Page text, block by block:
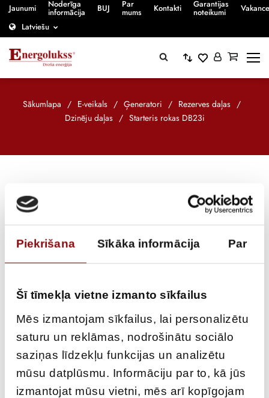
Piekrišana Sīkāka informācija Par
Šī tīmekļa vietne izmanto sīkfailus
Mēs izmantojam sīkfailus, lai personalizētu
saturu un reklāmas, nodrošinātu sociālo
saziņas līdzekļu funkcijas un analizētu
mūsu datplūsmu. Informāciju par to, kā jūs
izmantojat mūsu vietni, mēs arī kopīgojam
Jaunumi Noderīga
informācija BUJ Par
mums Kontakti Garantijas
noteikumi
Latviešu
Sākumlapa / E-veikals / Ģeneratori / Rezerves daļas /
Dzinēju daļas / Starteris rokas DB23i
ATPAKAĻ